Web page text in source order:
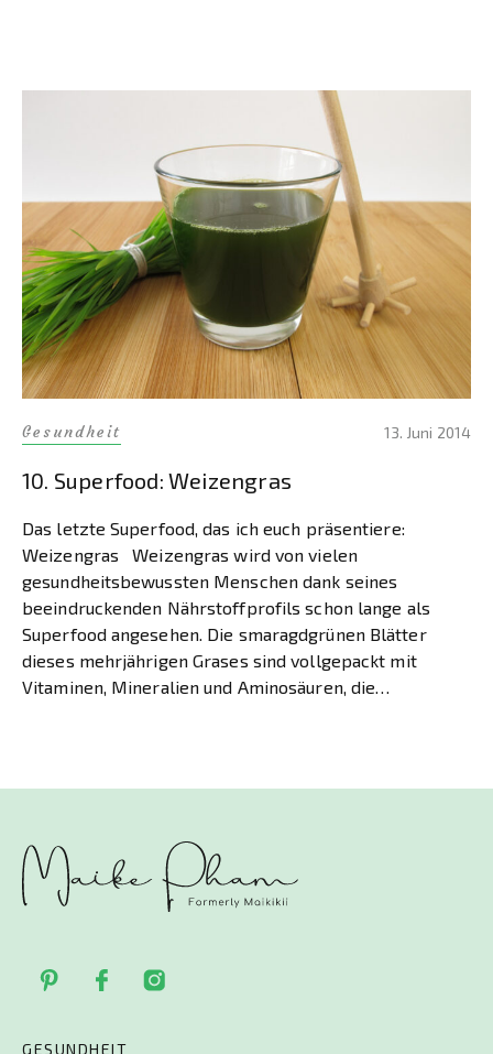
Gesundheit 13. Juni 2014
10. Superfood: Weizengras
Das letzte Superfood, das ich euch präsentiere:
Weizengras Weizengras wird von vielen
gesundheitsbewussten Menschen dank seines
beeindruckenden Nährstoffprofils schon lange als
Superfood angesehen. Die smaragdgrünen Blätter
dieses mehrjährigen Grases sind vollgepackt mit
Vitaminen, Mineralien und Aminosäuren, die
GESUNDHEIT